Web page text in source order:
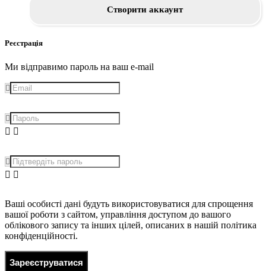
Створити аккаунт
Реєстрація
Ми відправимо пароль на ваш e-mail
Ваші особисті дані будуть використовуватися для спрощення
вашої роботи з сайтом, управління доступом до вашого
облікового запису та інших цілей, описаних в нашій політика
конфіденційності.
Зареєструватися